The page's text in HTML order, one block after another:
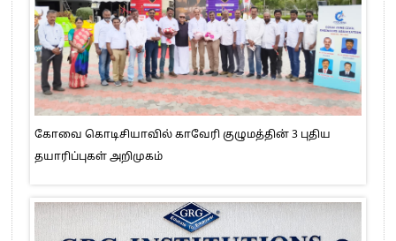
கோவை கொடிசியாவில் காவேரி குழுமத்தின் 3 புதிய
தயாரிப்புகள் அறிமுகம்